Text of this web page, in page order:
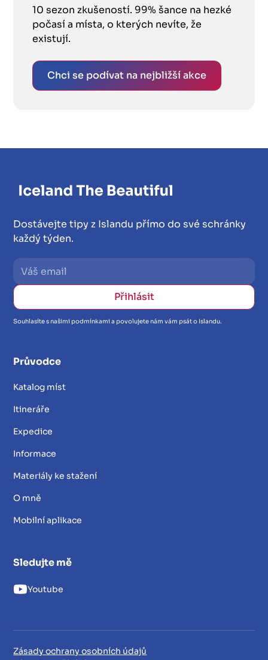
10 sezon zkušeností. 99% šance na hezké
počasí a místa, o kterých nevíte, že
existují.
Chci se podívat na nejbližší akce
Dostávejte tipy z Islandu přímo do své schránky
každý týden.
Souhlasíte s našimi podmínkami a povolujete nám vám psát o Islandu.
Průvodce
Katalog míst
Itineráře
Expedice
Informace
Materiály ke stažení
O mně
Mobilní aplikace
Sledujte mě
Youtube
Zásady ochrany osobních údajů